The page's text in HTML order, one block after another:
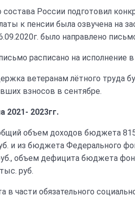
России подготовил
к пенсии была озвучена на
было направлено
расписано на
ветеранам лётного труда
взносов в сентябре.
2023гг.
объем доходов бюджета
и из бюджета Федерального
объем дефицита бюджета
руб.
части обязательного